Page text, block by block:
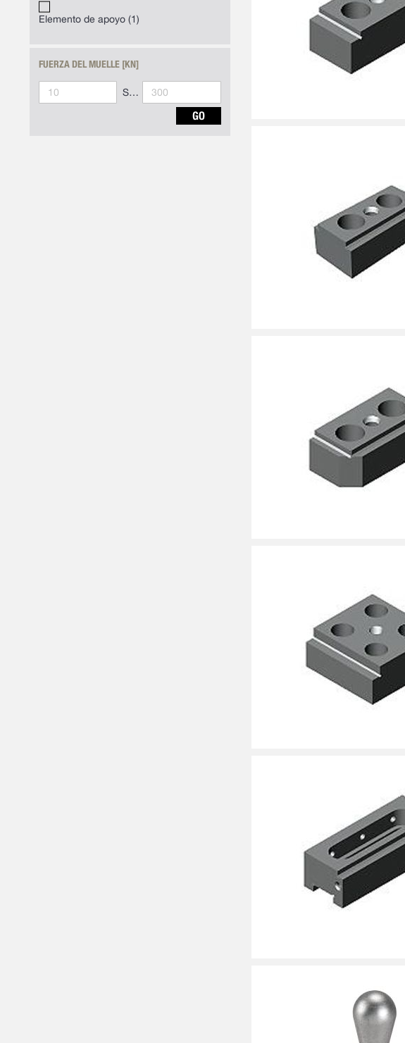
Elemento de apoyo 1
FUERZA DEL MUELLE [KN]
Synoa_AlgoliaArticleList-to
GO